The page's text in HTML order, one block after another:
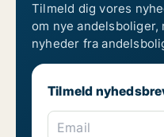
Tilmeld dig vores
om nye
nyheder fra
Tilmeld
Email